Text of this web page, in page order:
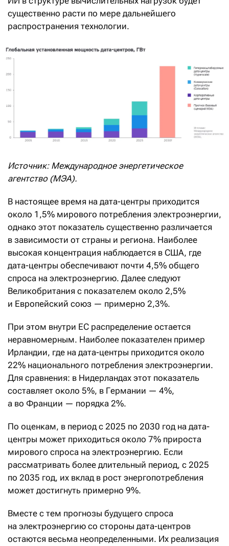
существенно расти по мере дальнейшего
распространения технологии.
Источник: Международное энергетическое
агентство (МЭА).
В настоящее время на дата-центры приходится
около 1,5% мирового потребления электроэнергии,
однако этот показатель существенно различается
в зависимости от страны и региона. Наиболее
высокая концентрация наблюдается в США, где
дата-центры обеспечивают почти 4,5% общего
спроса на электроэнергию. Далее следуют
Великобритания с показателем около 2,5%
и Европейский союз — примерно 2,3%.
При этом внутри ЕС распределение остается
неравномерным. Наиболее показателен пример
Ирландии, где на дата-центры приходится около
22% национального потребления электроэнергии.
Для сравнения: в Нидерландах этот показатель
составляет около 5%, в Германии — 4%,
а во Франции — порядка 2%.
По оценкам, в период с 2025 по 2030 год на дата-
центры может приходиться около 7% прироста
мирового спроса на электроэнергию. Если
рассматривать более длительный период, с 2025
по 2035 год, их вклад в рост энергопотребления
может достигнуть примерно 9%.
Вместе с тем прогнозы будущего спроса
на электроэнергию со стороны дата-центров
остаются весьма неопределенными. Их реализация